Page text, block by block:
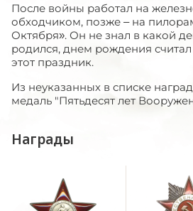
После войны работал на
обходчиком, позже – на
Октября». Он не знал в какой
родился, днем рождения считал
этот праздник.
Из неуказанных в списке
медаль "Пятьдесят лет
Награды